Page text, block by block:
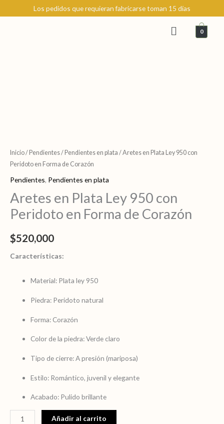
al
Los pedidos que requieran fabricarse toman 15 días
Menú 0
Inicio/ Pendientes/ Pendientes en plata / Aretes en Plata Ley 950 con
Peridoto en Forma de Corazón
Pendientes, Pendientes en plata
Aretes en Plata Ley 950 con
Peridoto en Forma de Corazón
$520,000
Características:
Material: Plata ley 950
Piedra: Peridoto natural
Forma: Corazón
Color de la piedra: Verde claro
Tipo de cierre: A presión (mariposa)
Estilo: Romántico, juvenil y elegante
Acabado: Pulido brillante
Plata
Ley
950
Peridoto
en
de
Corazón
Añadir al carrito